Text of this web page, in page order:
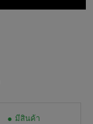
มีสินค้า